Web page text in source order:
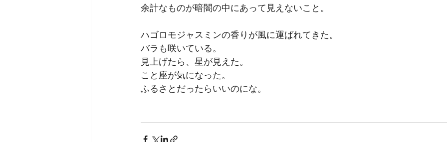
余計なものが暗闇の中にあって見えないこと。
ハゴロモジャスミンの香りが風に運ばれてきた。
バラも咲いている。
見上げたら、星が見えた。
こと座が気になった。
ふるさとだったらいいのにな。